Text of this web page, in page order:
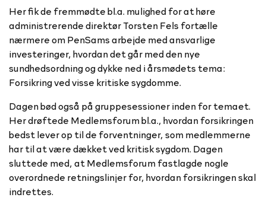
Her fik de fremmødte bl.a. mulighed for at høre
administrerende direktør Torsten Fels fortælle
nærmere om PenSams arbejde med ansvarlige
investeringer, hvordan det går med den nye
sundhedsordning og dykke ned i årsmødets tema:
Forsikring ved visse kritiske sygdomme.
Dagen bød også på gruppesessioner inden for temaet.
Her drøftede Medlemsforum bl.a., hvordan forsikringen
bedst lever op til de forventninger, som medlemmerne
har til at være dækket ved kritisk sygdom. Dagen
sluttede med, at Medlemsforum fastlagde nogle
overordnede retningslinjer for, hvordan forsikringen skal
indrettes.